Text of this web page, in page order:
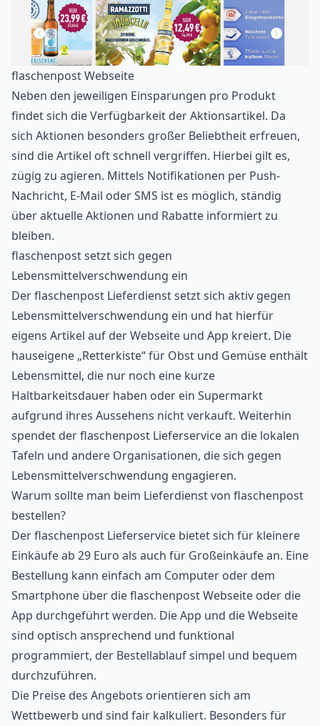
flaschenpost Webseite
Neben den jeweiligen Einsparungen pro Produkt
findet sich die Verfügbarkeit der Aktionsartikel. Da
sich Aktionen besonders großer Beliebtheit erfreuen,
sind die Artikel oft schnell vergriffen. Hierbei gilt es,
zügig zu agieren. Mittels Notifikationen per Push-
Nachricht, E-Mail oder SMS ist es möglich, ständig
über aktuelle Aktionen und Rabatte informiert zu
bleiben.
flaschenpost setzt sich gegen
Lebensmittelverschwendung ein
Der flaschenpost Lieferdienst setzt sich aktiv gegen
Lebensmittelverschwendung ein und hat hierfür
eigens Artikel auf der Webseite und App kreiert. Die
hauseigene „Retterkiste“ für Obst und Gemüse enthält
Lebensmittel, die nur noch eine kurze
Haltbarkeitsdauer haben oder ein Supermarkt
aufgrund ihres Aussehens nicht verkauft. Weiterhin
spendet der flaschenpost Lieferservice an die lokalen
Tafeln und andere Organisationen, die sich gegen
Lebensmittelverschwendung engagieren.
Warum sollte man beim Lieferdienst von flaschenpost
bestellen?
Der flaschenpost Lieferservice bietet sich für kleinere
Einkäufe ab 29 Euro als auch für Großeinkäufe an. Eine
Bestellung kann einfach am Computer oder dem
Smartphone über die flaschenpost Webseite oder die
App durchgeführt werden. Die App und die Webseite
sind optisch ansprechend und funktional
programmiert, der Bestellablauf simpel und bequem
durchzuführen.
Die Preise des Angebots orientieren sich am
Wettbewerb und sind fair kalkuliert. Besonders für